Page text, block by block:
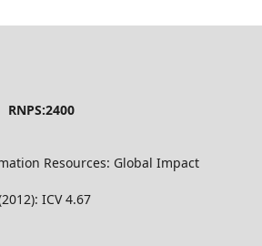
Resources: Global Impact
ICV 4.67